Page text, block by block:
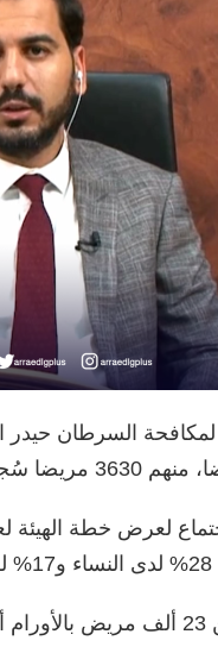
وذكر السائح أن أكثر من 23